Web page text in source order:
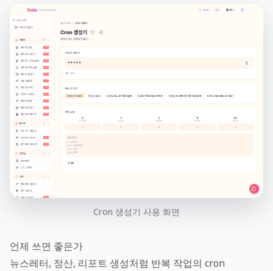
Cron 생성기 사용 화면
언제 쓰면 좋은가
뉴스레터, 정산, 리포트 생성처럼 반복 작업의 cron